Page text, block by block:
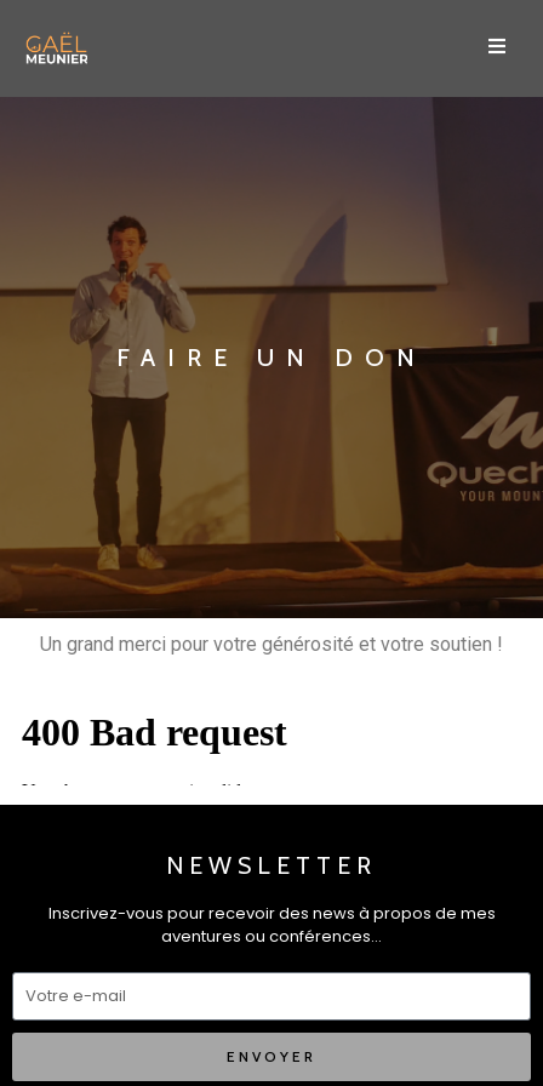
FAIRE UN DON
Un grand merci pour votre générosité et votre soutien !
NEWSLETTER
Inscrivez-vous pour recevoir des news à propos de mes
aventures ou conférences…
ENVOYER